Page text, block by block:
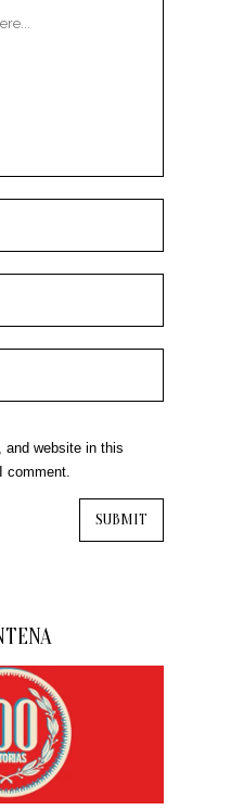
and website in this
comment.